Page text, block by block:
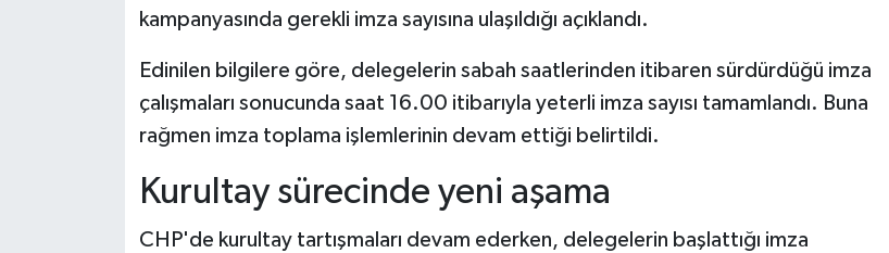
kampanyasında gerekli imza sayısına ulaşıldığı açıklandı.
Edinilen bilgilere göre, delegelerin sabah saatlerinden itibaren sürdürdüğü imza
çalışmaları sonucunda saat 16.00 itibarıyla yeterli imza sayısı tamamlandı. Buna
rağmen imza toplama işlemlerinin devam ettiği belirtildi.
Kurultay sürecinde yeni aşama
CHP'de kurultay tartışmaları devam ederken, delegelerin başlattığı imza